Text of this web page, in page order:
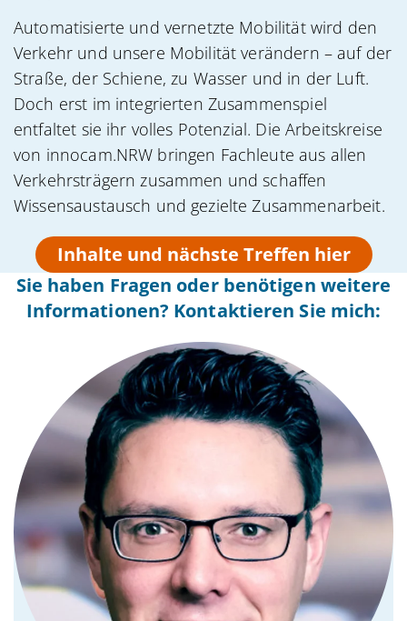
Automatisierte und vernetzte Mobilität wird den
Verkehr und unsere Mobilität verändern – auf der
Straße, der Schiene, zu Wasser und in der Luft.
Doch erst im integrierten Zusammenspiel
entfaltet sie ihr volles Potenzial. Die Arbeitskreise
von innocam.NRW bringen Fachleute aus allen
Verkehrsträgern zusammen und schaffen
Wissensaustausch und gezielte Zusammenarbeit.
Inhalte und nächste Treffen hier
Sie haben Fragen oder benötigen weitere
Informationen? Kontaktieren Sie mich: